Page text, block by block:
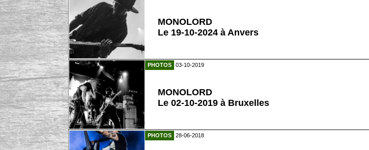
MONOLORD
Le 19-10-2024 à Anvers
PHOTOS 03-10-2019
MONOLORD
Le 02-10-2019 à Bruxelles
PHOTOS 28-06-2018